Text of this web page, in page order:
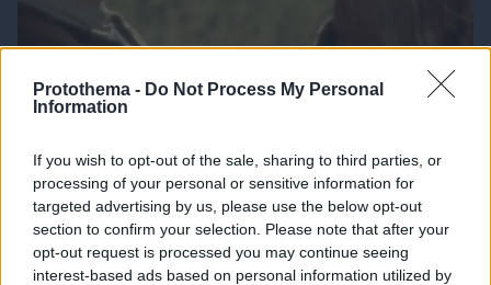
Protothema - Do Not Process My Personal
Information
If you wish to opt-out of the sale, sharing to third parties, or
processing of your personal or sensitive information for
targeted advertising by us, please use the below opt-out
section to confirm your selection. Please note that after your
opt-out request is processed you may continue seeing
interest-based ads based on personal information utilized by
Αφροδίτη στον Ζυγό από σήμερα: Τα τυχερά
ζώδια
06.08.2026, 17:31